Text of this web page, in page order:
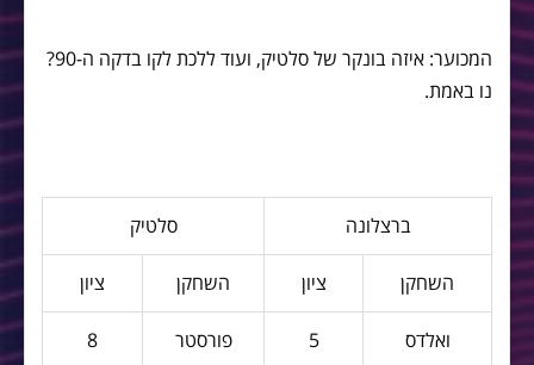
המכוער: איזה בונקר של סלטיק, ועוד ללכת לקו בדקה ה-90?
נו באמת.
ברצלונה סלטיק
השחקן ציון השחקן ציון
ואלדס 5 פורסטר 8